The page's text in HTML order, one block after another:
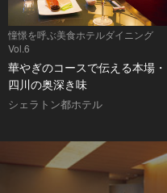
憧憬を呼ぶ美食ホテルダイニング
Vol.6
華やぎのコースで伝える本場・
四川の奥深き味
シェラトン都ホテル